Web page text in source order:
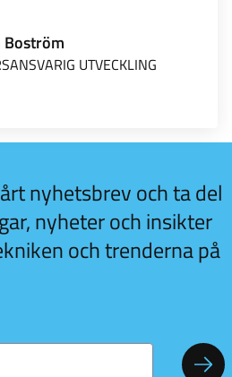
Boström
UTVECKLING
nyhetsbrev och ta del
nyheter och insikter
och trenderna på